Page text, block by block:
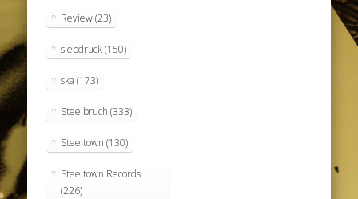
Review(23)
siebdruck(150)
ska (173)
Steelbruch (333)
Steeltown (130)
Steeltown Records
(226)